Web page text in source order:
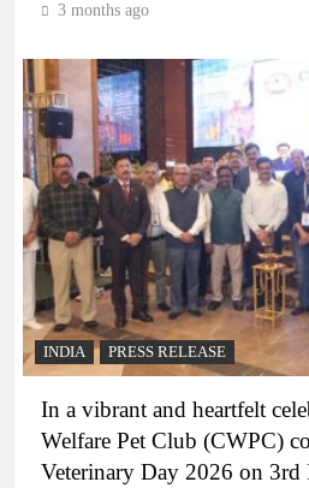
3 months ago
INDIA PRESS RELEASE
In a vibrant and heartfelt
Welfare Pet Club (CWPC)
Veterinary Day 2026 on